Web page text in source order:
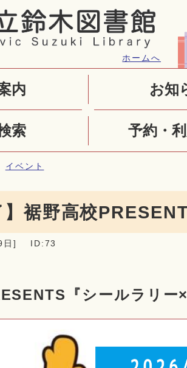
ホームへ
内 お知
索 予約・
イベント
】裾野高校
] ID:73
『シールラリー×